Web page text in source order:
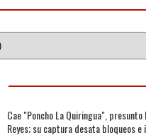
Cae "Poncho La Quiringua",
Reyes; su captura desata bloqueos e